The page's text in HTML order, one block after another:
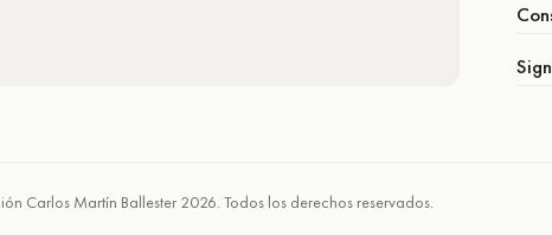
Carlos Martín Ballester 2026. Todos los derechos reservados.